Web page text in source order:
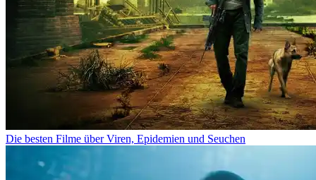
Die besten Filme über Viren, Epidemien und Seuchen